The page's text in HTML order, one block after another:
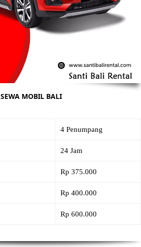
SEWA MOBIL BALI
4 Penumpang
24 Jam
Rp 375.000
Rp 400.000
Rp 600.000